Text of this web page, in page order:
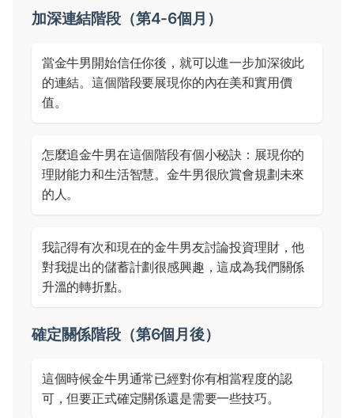
加深連結階段（第4-6個月）
當金牛男開始信任你後，就可以進一步加深彼此
的連結。這個階段要展現你的內在美和實用價
值。
怎麼追金牛男在這個階段有個小秘訣：展現你的
理財能力和生活智慧。金牛男很欣賞會規劃未來
的人。
我記得有次和現在的金牛男友討論投資理財，他
對我提出的儲蓄計劃很感興趣，這成為我們關係
升溫的轉折點。
確定關係階段（第6個月後）
這個時候金牛男通常已經對你有相當程度的認
可，但要正式確定關係還是需要一些技巧。